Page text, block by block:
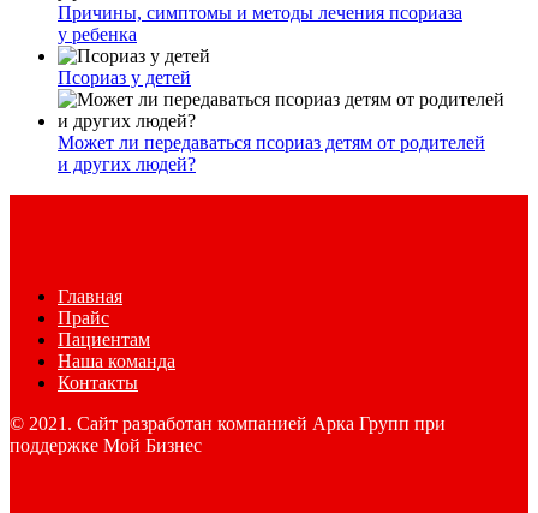
Причины, симптомы и методы лечения псориаза
у ребенка
Псориаз у детей
Может ли передаваться псориаз детям от родителей
и других людей?
Главная
Прайс
Пациентам
Наша команда
Контакты
© 2021. Сайт разработан компанией Арка Групп при
поддержке Мой Бизнес